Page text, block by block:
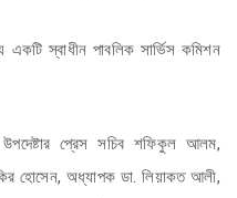
স্বাধীন পাবলিক সার্ভিস কমিশন
উপদেষ্টার প্রেস সচিব শফিকুল আলম,
হোসেন, অধ্যাপক ডা. লিয়াকত আলী,